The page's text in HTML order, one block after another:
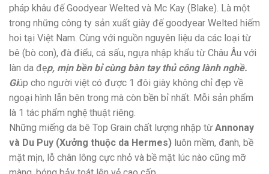
pháp khâu đế Goodyear Welted và Mc Kay (Blake). Là một
trong những công ty sản xuất giày đế goodyear Welted hiếm
hoi tại Việt Nam. Cùng với nguồn nguyên liệu da các loại từ
bê (bò con), đà điểu, cá sấu, ngựa nhập khẩu từ Châu Âu với
làn da đẹp, mịn bền bỉ cùng bàn tay thủ công lành nghề.
Giúp cho người việt có được 1 đôi giày không chỉ đẹp về
ngoại hình lẫn bên trong mà còn bền bỉ nhất. Mỗi sản phẩm
là 1 tác phẩm nghệ thuật riêng.
Những miếng da bê Top Grain chất lượng nhập từ Annonay
và Du Puy (Xưởng thuộc da Hermes) luôn mềm, đanh, bề
mặt mịn, lỗ chân lông cực nhỏ và bề mặt lúc nào cũng mỡ